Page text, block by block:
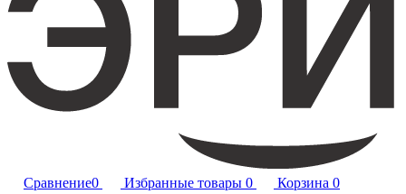
Сравнение0 Избранные товары 0 Корзина 0